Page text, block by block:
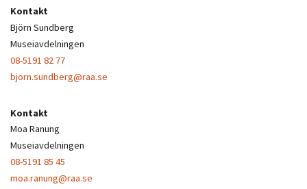
Kontakt
Björn Sundberg
Museiavdelningen
08-5191 82 77
bjorn.sundberg@raa.se
Kontakt
Moa Ranung
Museiavdelningen
08-5191 85 45
moa.ranung@raa.se